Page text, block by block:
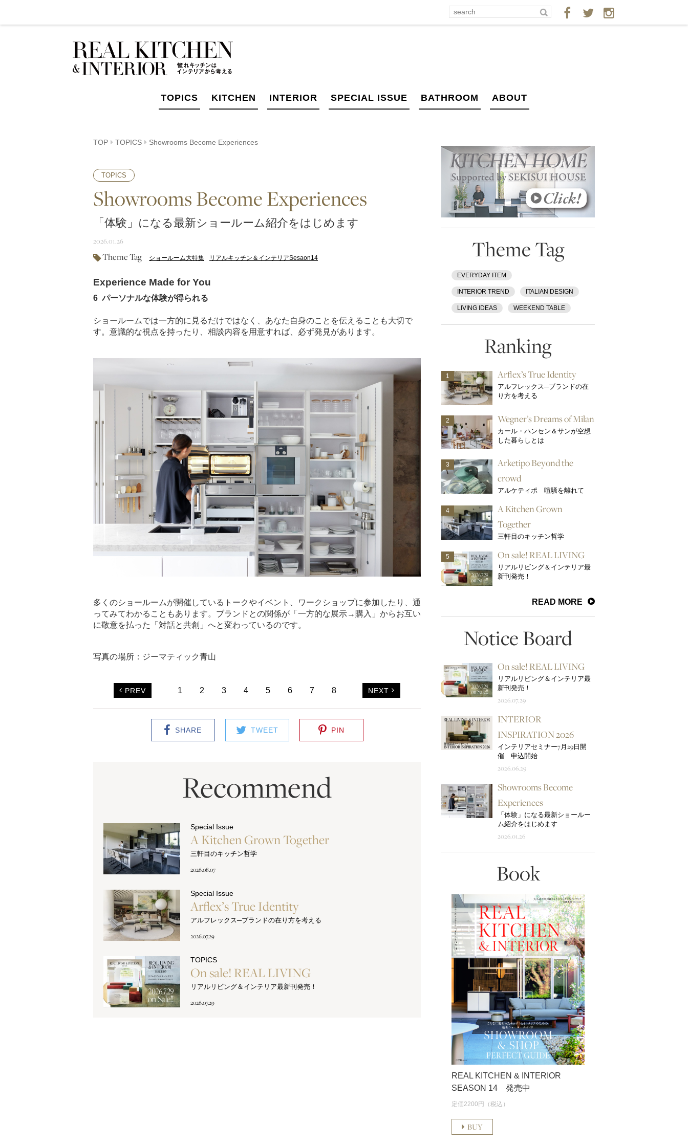
TOPICS KITCHEN INTERIOR SPECIAL ISSUE BATHROOM ABOUT
TOP TOPICS Showrooms Become Experiences
TOPICS
Showrooms Become Experiences
「体験」になる最新ショールーム紹介をはじめます
2026.01.26
Theme Tag ショールーム大特集 リアルキッチン＆インテリアSesaon14
Experience Made for You
6 パーソナルな体験が得られる
ショールームでは一方的に見るだけではなく、あなた自身のことを伝えることも大切で
す。意識的な視点を持ったり、相談内容を用意すれば、必ず発見があります。
多くのショールームが開催しているトークやイベント、ワークショップに参加したり、通
ってみてわかることもあります。ブランドとの関係が「一方的な展示→購入」からお互い
に敬意を払った「対話と共創」へと変わっているのです。
写真の場所：ジーマティック青山
PREV NEXT
1 2 3 4 5 6 7 8
SHARE TWEET PIN
Recommend
Special Issue
A Kitchen Grown Together
三軒目のキッチン哲学
2026.08.07
Special Issue
Arflex’s True Identity
アルフレックス─ブランドの在り方を考える
2026.07.29
TOPICS
On sale! REAL LIVING
リアルリビング＆インテリア最新刊発売！
2026.07.29
Theme Tag
EVERYDAY ITEM
INTERIOR TREND ITALIAN DESIGN
LIVING IDEAS WEEKEND TABLE
Ranking
1 Arflex’s True Identity
アルフレックス─ブランドの在
り方を考える
2 Wegner’s Dreams of Milan
カール・ハンセン＆サンが空想
した暮らしとは
3
Arketipo Beyond the
crowd
アルケティポ 喧騒を離れて
4
A Kitchen Grown
Together
三軒目のキッチン哲学
5 On sale! REAL LIVING
リアルリビング＆インテリア最
新刊発売！
READ MORE
Notice Board
On sale! REAL LIVING
リアルリビング＆インテリア最
新刊発売！
2026.07.29
INTERIOR
INSPIRATION 2026
インテリアセミナー7月29日開
催 申込開始
2026.06.29
Showrooms Become
Experiences
「体験」になる最新ショールー
ム紹介をはじめます
2026.01.26
Book
REAL KITCHEN & INTERIOR
SEASON 14 発売中
定価2200円（税込）
BUY